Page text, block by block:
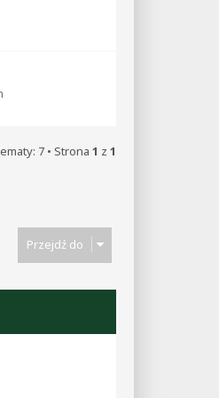
7 • Strona 1 z 1
Przejdź do